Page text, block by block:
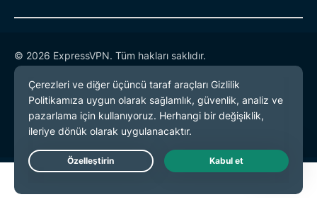
© 2026 ExpressVPN. Tüm hakları saklıdır.
Gizlilik Politikası
Hizmet Koşulları
Çerez Tercihleri
Live Chat